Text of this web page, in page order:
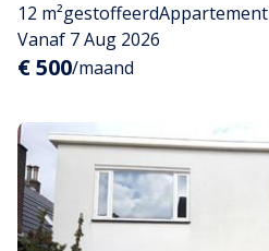
12 m²gestoffeerdAppartement
Vanaf 7 Aug 2026
€ 500/maand